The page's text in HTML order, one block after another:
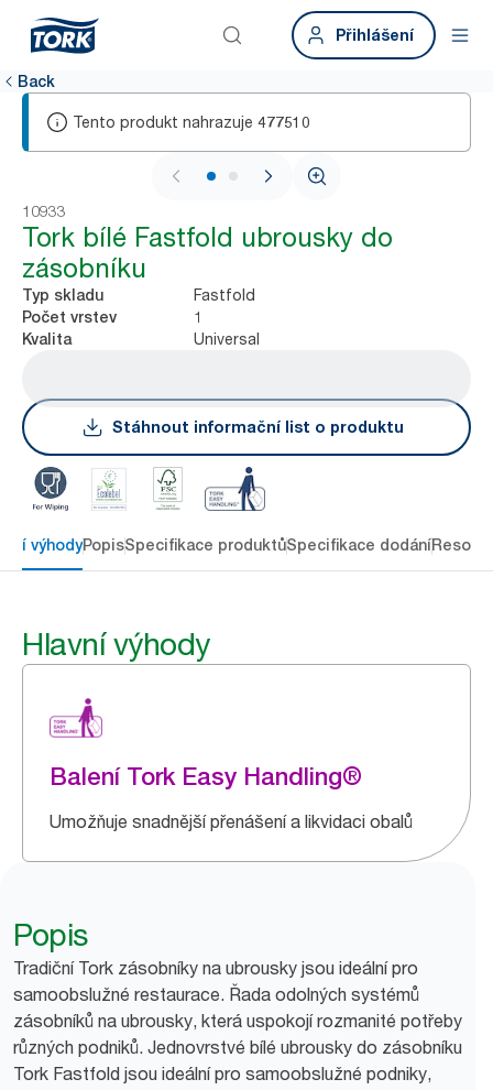
Přihlášení
Back
Tento produkt nahrazuje 477510
1 / 2
10933
Tork bílé Fastfold ubrousky do
zásobníku
Typ skladu Fastfold
Počet vrstev 1
Kvalita Universal
Stáhnout informační list o produktu
výhodyPopisSpecifikace produktůSpecifikace dodání
Hlavní výhody
Balení Tork Easy Handling®
Umožňuje snadnější přenášení a likvidaci obalů
Popis
Tradiční Tork zásobníky na ubrousky jsou ideální pro
samoobslužné restaurace. Řada odolných systémů
zásobníků na ubrousky, která uspokojí rozmanité potřeby
různých podniků. Jednovrstvé bílé ubrousky do zásobníku
Tork Fastfold jsou ideální pro samoobslužné podniky,